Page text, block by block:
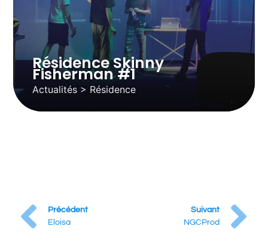
Résidence Skinny
Fisherman #1
Actualités > Résidence
Précédent
Eloisa
Suivant
NGCProd